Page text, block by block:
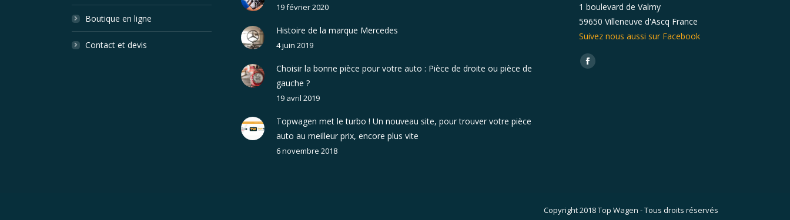
Boutique en ligne
Contact et devis
19 février 2020
Histoire de la marque Mercedes
4 juin 2019
Choisir la bonne pièce pour votre auto : Pièce de droite ou pièce de
gauche ?
19 avril 2019
Topwagen met le turbo ! Un nouveau site, pour trouver votre pièce
auto au meilleur prix, encore plus vite
6 novembre 2018
1 boulevard de Valmy
59650 Villeneuve d'Ascq France
Suivez nous aussi sur Facebook
Trouvez nous sur :
Facebook
Copyright 2018 Top Wagen - Tous droits réservés